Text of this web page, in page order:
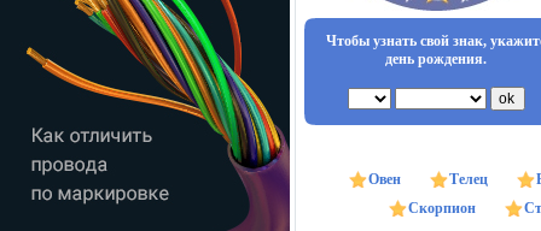
Чтобы узнать свой знак,
день рождения.
Овен Телец
Скорпион